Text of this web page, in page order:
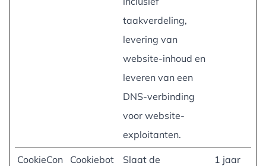
taakverdeling,
levering van
website-inhoud en
leveren van een
DNS-verbinding
voor website-
exploitanten.
CookieCon
Cookiebot
Slaat de
1 jaar